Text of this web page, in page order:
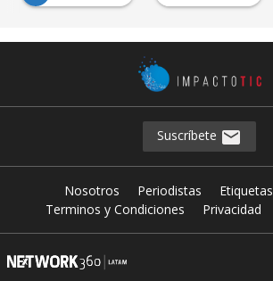
Suscríbete
Nosotros Periodistas Etiquetas
Terminos y Condiciones
Privacidad